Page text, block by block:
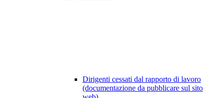
Dirigenti cessati dal rapporto di lavoro
(documentazione da pubblicare sul sito